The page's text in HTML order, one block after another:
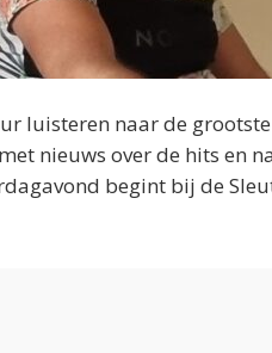
luisteren naar de
nieuws over de hits en
begint bij de